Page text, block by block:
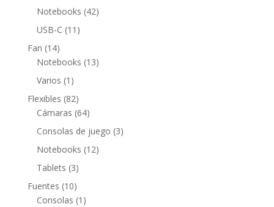
productos
Notebooks 4242
USB-C 11 11
Fan 1414
productos
Notebooks 1313
Varios 1 1
producto
Flexibles 8282
productos
Cámaras 6464
productos
Consolas de juego 33
Notebooks 1212
Tablets 33
productos
Fuentes 1010
productos
Consolas 1 1